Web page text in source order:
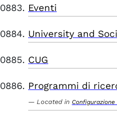
Eventi
University and
CUG
Programmi di
Located in Configurazione